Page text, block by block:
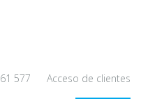
577 Acceso de clientes